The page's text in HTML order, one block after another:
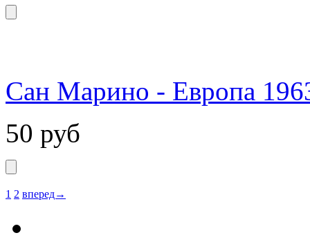
Сан Марино - Европа
50 руб
1 2 вперед→